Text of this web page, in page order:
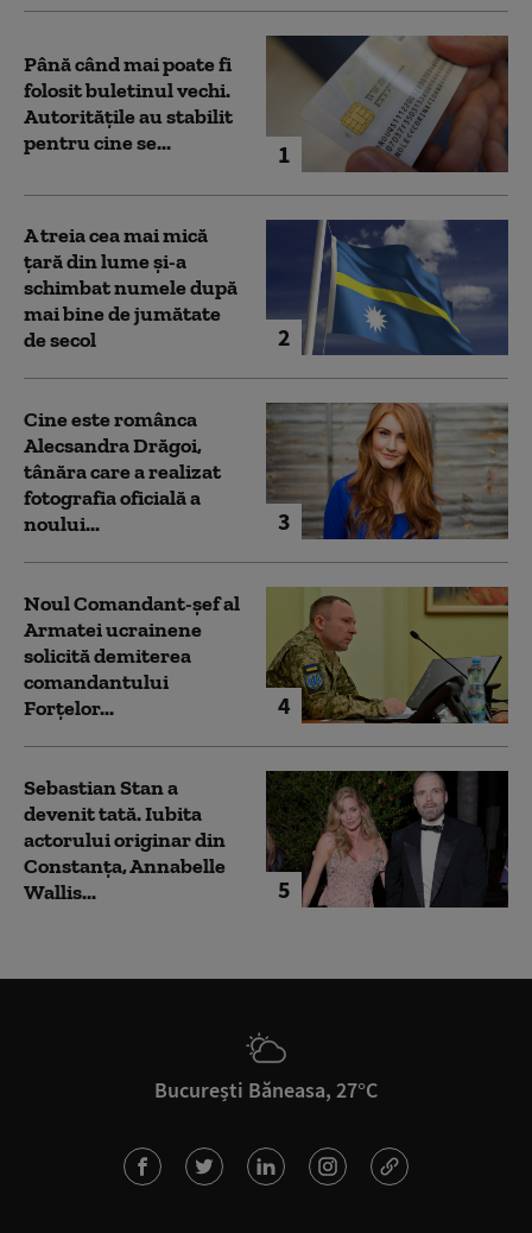
1
Până când mai poate fi
folosit buletinul vechi.
Autoritățile au stabilit
pentru cine se...
2
A treia cea mai mică
țară din lume și-a
schimbat numele după
mai bine de jumătate
de secol
3
Cine este românca
Alecsandra Drăgoi,
tânăra care a realizat
fotografia oficială a
noului...
4
Noul Comandant-șef al
Armatei ucrainene
solicită demiterea
comandantului
Forțelor...
5
Sebastian Stan a
devenit tată. Iubita
actorului originar din
Constanța, Annabelle
Wallis...
București Băneasa, 27°C